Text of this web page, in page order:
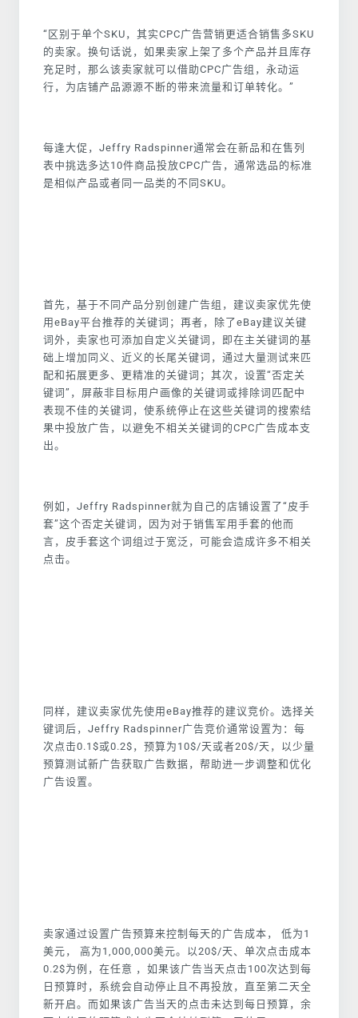
“区别于单个SKU，其实CPC广告营销更适合销售多SKU
的卖家。换句话说，如果卖家上架了多个产品并且库存
充足时，那么该卖家就可以借助CPC广告组，永动运
行，为店铺产品源源不断的带来流量和订单转化。”
每逢大促，Jeffry Radspinner通常会在新品和在售列
表中挑选多达10件商品投放CPC广告，通常选品的标准
是相似产品或者同一品类的不同SKU。
首先，基于不同产品分别创建广告组，建议卖家优先使
用eBay平台推荐的关键词；再者，除了eBay建议关键
词外，卖家也可添加自定义关键词，即在主关键词的基
础上增加同义、近义的长尾关键词，通过大量测试来匹
配和拓展更多、更精准的关键词；其次，设置“否定关
键词”，屏蔽非目标用户画像的关键词或排除词匹配中
表现不佳的关键词，使系统停止在这些关键词的搜索结
果中投放广告，以避免不相关关键词的CPC广告成本支
出。
例如，Jeffry Radspinner就为自己的店铺设置了“皮手
套”这个否定关键词，因为对于销售军用手套的他而
言，皮手套这个词组过于宽泛，可能会造成许多不相关
点击。
同样，建议卖家优先使用eBay推荐的建议竞价。选择关
键词后，Jeffry Radspinner广告竞价通常设置为：每
次点击0.1$或0.2$，预算为10$/天或者20$/天，以少量
预算测试新广告获取广告数据，帮助进一步调整和优化
广告设置。
卖家通过设置广告预算来控制每天的广告成本， 低为1
美元， 高为1,000,000美元。以20$/天、单次点击成本
0.2$为例，在任意 ，如果该广告当天点击100次达到每
日预算时，系统会自动停止且不再投放，直至第二天全
新开启。而如果该广告当天的点击未达到每日预算，余